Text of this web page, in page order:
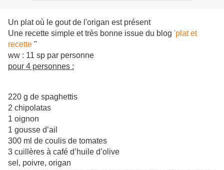
Un plat où le gout de l'origan est présent
Une recette simple et très bonne issue du blog 'plat et
recette "
ww : 11 sp par personne
pour 4 personnes :
220 g de spaghettis
2 chipolatas
1 oignon
1 gousse d’ail
300 ml de coulis de tomates
3 cuillères à café d’huile d’olive
sel, poivre, origan